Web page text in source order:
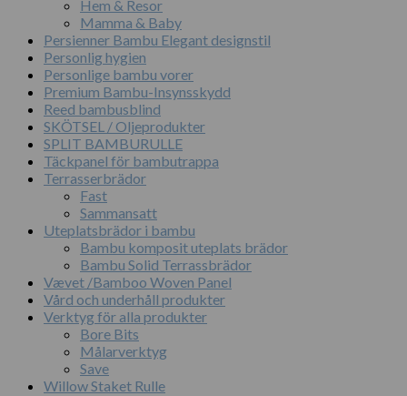
Hem & Resor
Mamma & Baby
Persienner Bambu Elegant designstil
Personlig hygien
Personlige bambu vorer
Premium Bambu-Insynsskydd
Reed bambusblind
SKÖTSEL / Oljeprodukter
SPLIT BAMBURULLE
Täckpanel för bambutrappa
Terrasserbrädor
Fast
Sammansatt
Uteplatsbrädor i bambu
Bambu komposit uteplats brädor
Bambu Solid Terrassbrädor
Vævet /Bamboo Woven Panel
Vård och underhåll produkter
Verktyg för alla produkter
Bore Bits
Målarverktyg
Save
Willow Staket Rulle